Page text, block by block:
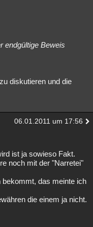
endgültige Beweis
diskutieren und die
06.01.2011 um 17:56
ist ja sowieso Fakt.
noch mit der "Narretei"
das meinte ich
die einem ja nicht.